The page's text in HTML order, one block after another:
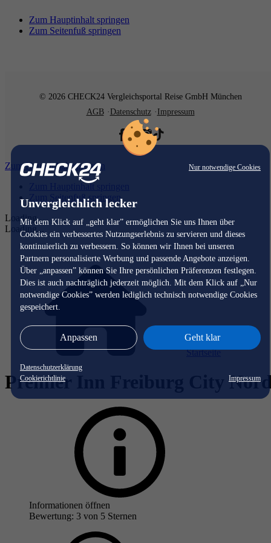
Nur notwendige Cookies
Unvergleichlich lecker
Mit dem Klick auf „geht klar” ermöglichen Sie uns Ihnen über
Cookies ein verbessertes Nutzungserlebnis zu servieren und dieses
kontinuierlich zu verbessern. So können wir Ihnen bei unseren
Partnern personalisierte Werbung und passende Angebote anzeigen.
Über „anpassen” können Sie Ihre persönlichen Präferenzen festlegen.
Dies ist auch nachträglich jederzeit möglich. Mit dem Klick auf „Nur
notwendige Cookies” werden lediglich technisch notwendige Cookies
gespeichert.
Anpassen Geht klar
Datenschutzerklärung
Cookierichtlinie
Impressum
Zum Hauptinhalt springen
Zum Seitenfuß springen
© 2026 CHECK24 Vergleichsportal Reise GmbH München
AGB
Datenschutz Impressum
Zum Hauptinhalt springen
Zum Hauptinhalt springen
Zum Seitenfuß springen
Loading...
Loading...
Startseite
Premier Inn Freiburg City
Informationen öffnen
Bewertung: 3 von 5 Sternen